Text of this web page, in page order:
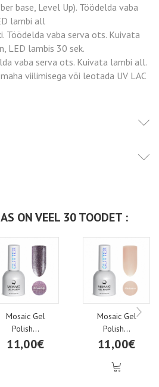
base, Level Up). Töödelda vaba
lambi all
Töödelda vaba serva ots. Kuivata
LED lambis 30 sek.
vaba serva ots. Kuivata lambi all.
viilimisega või leotada UV LAC
ON VEEL 30 TOODET :
Mosaic Gel
Polish...
11,00€
Mosaic Gel
Polish...
11,00€